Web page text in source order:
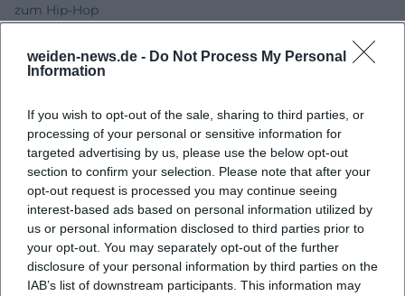
weiden-news.de - Do Not Process My Personal
Information
If you wish to opt-out of the sale, sharing to third parties, or
processing of your personal or sensitive information for
targeted advertising by us, please use the below opt-out
section to confirm your selection. Please note that after your
opt-out request is processed you may continue seeing
interest-based ads based on personal information utilized by
us or personal information disclosed to third parties prior to
your opt-out. You may separately opt-out of the further
disclosure of your personal information by third parties on the
IAB’s list of downstream participants. This information may
zum Hip-Hop
Leitmotive identifizieren: Erstens das dialogische Prinzip –
zwei Stimmen, zwei Perspektiven, ein oszillierendes
Gainsbourg/Bardot arbeiten mit call-and-response,
filmischer Kammermusik und lakonischer Deklamation;
Produzent Claude Dejacques setzte auf intime Räume, in
denen jedes Zischen und Hauchen Bedeutung gewinnt.
Zweitens die Soundeffekte und Arrangements: Georgie
Fame übersetzt Verfolgungsjagden in perkussive Stabs,
Blechbläser-Fanfaren und akustische Signaturen, die
dramaturgisch denken wie im Kino. Drittens die
popkulturelle Semantik im Hip-Hop: „’03 Bonnie & Clyde“